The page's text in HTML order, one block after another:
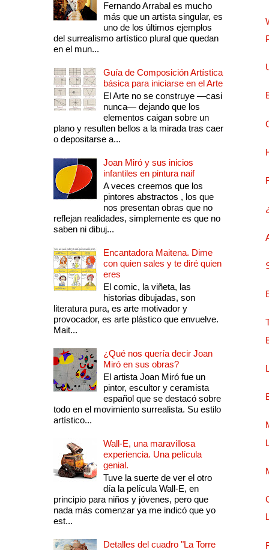
Fernando Arrabal es mucho
más que un artista singular, es
uno de los últimos ejemplos
del surrealismo artístico plural que quedan
en el mun...
Guía de Composición Artística
básica para iniciarse en el Arte
El Arte no se construye —casi
nunca— dejando que los
elementos caigan sobre un
plano y resulten bellos a la mirada tras caer
o depositarse a...
Joan Miró y sus inicios
infantiles en pintura naif
A veces creemos que los
pintores abstractos , los que
nos presentan obras que no
reflejan realidades, simplemente es que no
saben ni dibuj...
Encantadora Maitena. Dime
con quien sales y te diré quien
eres
El comic, la viñeta, las
historias dibujadas, son
literatura pura, es arte motivador y
provocador, es arte plástico que envuelve.
Mait...
¿Qué nos quería decir Joan
Miró en sus obras?
El artista Joan Miró fue un
pintor, escultor y ceramista
español que se destacó sobre
todo en el movimiento surrealista. Su estilo
artístico...
Wall-E, una maravillosa
experiencia. Una película
genial.
Tuve la suerte de ver el otro
día la película Wall-E, en
principio para niños y jóvenes, pero que
nada más comenzar ya me indicó que yo
est...
Detalles del cuadro "La Torre